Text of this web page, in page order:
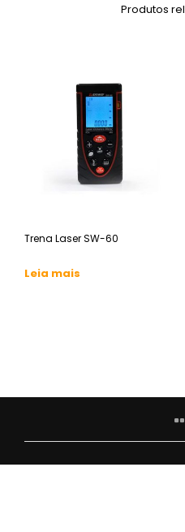
Produtos
Trena Laser SW-60
Leia mais